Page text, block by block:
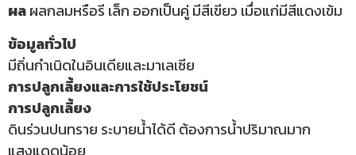
ผลผลกลมหรือรี เล็ก ออกเป็นคู่ มีสีเขียว เมื่อแก่มีสีแดงเข้ม
ข้อมูลทั่วไป
มีถิ่นกำเนิดในอินเดียและมาเลเซีย
การปลูกเลี้ยงและการใช้ประโยชน์
การปลูกเลี้ยง
ดินร่วนปนทราย ระบายน้ำได้ดี ต้องการน้ำปริมาณมาก
แสงแดดน้อย